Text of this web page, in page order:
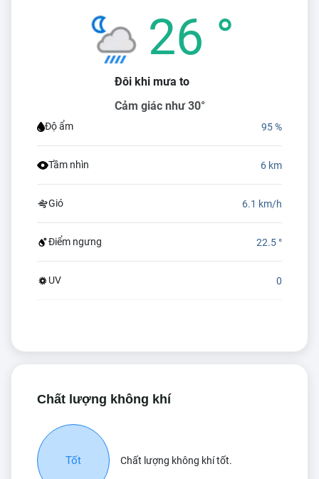
26 °
Đôi khi mưa to
Cảm giác như 30°
Độ ẩm 95 %
Tầm nhìn 6 km
Gió 6.1 km/h
Điểm ngưng 22.5 °
UV 0
Chất lượng không khí
Tốt Chất lượng không khí tốt.